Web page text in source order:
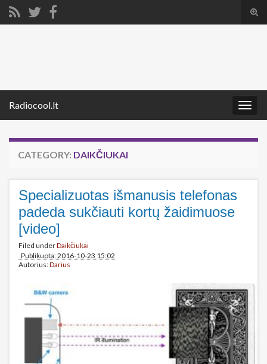
Radiocool.lt
CATEGORY: DAIKČIUKAI
Specializuotas išmanusis telefonas
padeda sukčiauti kortų žaidimuose
[video]
Filed underDaikčiukai
Publikuota: 2016-10-23 15:02
Autorius:Darius